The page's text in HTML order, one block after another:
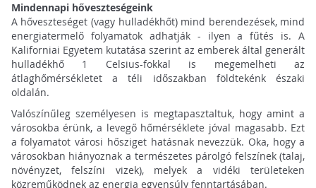
Mindennapi hőveszteségeink
A hőveszteséget (vagy hulladékhőt) mind berendezések, mind
energiatermelő folyamatok adhatják - ilyen a fűtés is. A
Kaliforniai Egyetem kutatása szerint az emberek által generált
hulladékhő 1 Celsius-fokkal is megemelheti az
átlaghőmérsékletet a téli időszakban földtekénk északi
oldalán.
Valószínűleg személyesen is megtapasztaltuk, hogy amint a
városokba érünk, a levegő hőmérséklete jóval magasabb. Ezt
a folyamatot városi hősziget hatásnak nevezzük. Oka, hogy a
városokban hiányoznak a természetes párolgó felszínek (talaj,
növényzet, felszíni vizek), melyek a vidéki területeken
közreműködnek az energia egyensúly fenntartásában.